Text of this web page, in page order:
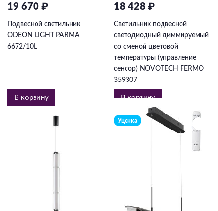
19 670 ₽
Подвесной светильник
ODEON LIGHT PARMA
6672/10L
В корзину
18 428 ₽
Светильник подвесной
светодиодный диммируемый
со сменой цветовой
температуры (управление
сенсор) NOVOTECH FERMO
359307
В корзину
Уценка